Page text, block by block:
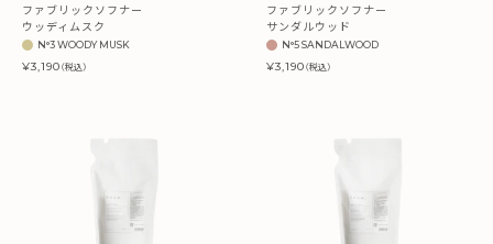
ファブリックソフナー
ウッディムスク
N°3 WOODY MUSK
¥3,190（税込）
ファブリックソフナー
サンダルウッド
N°5 SANDALWOOD
¥3,190（税込）